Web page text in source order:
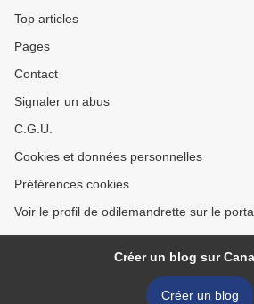
Top articles
Pages
Contact
Signaler un abus
C.G.U.
Cookies et données personnelles
Préférences cookies
Voir le profil de odilemandrette sur le
Créer un blog sur
Créer un blog